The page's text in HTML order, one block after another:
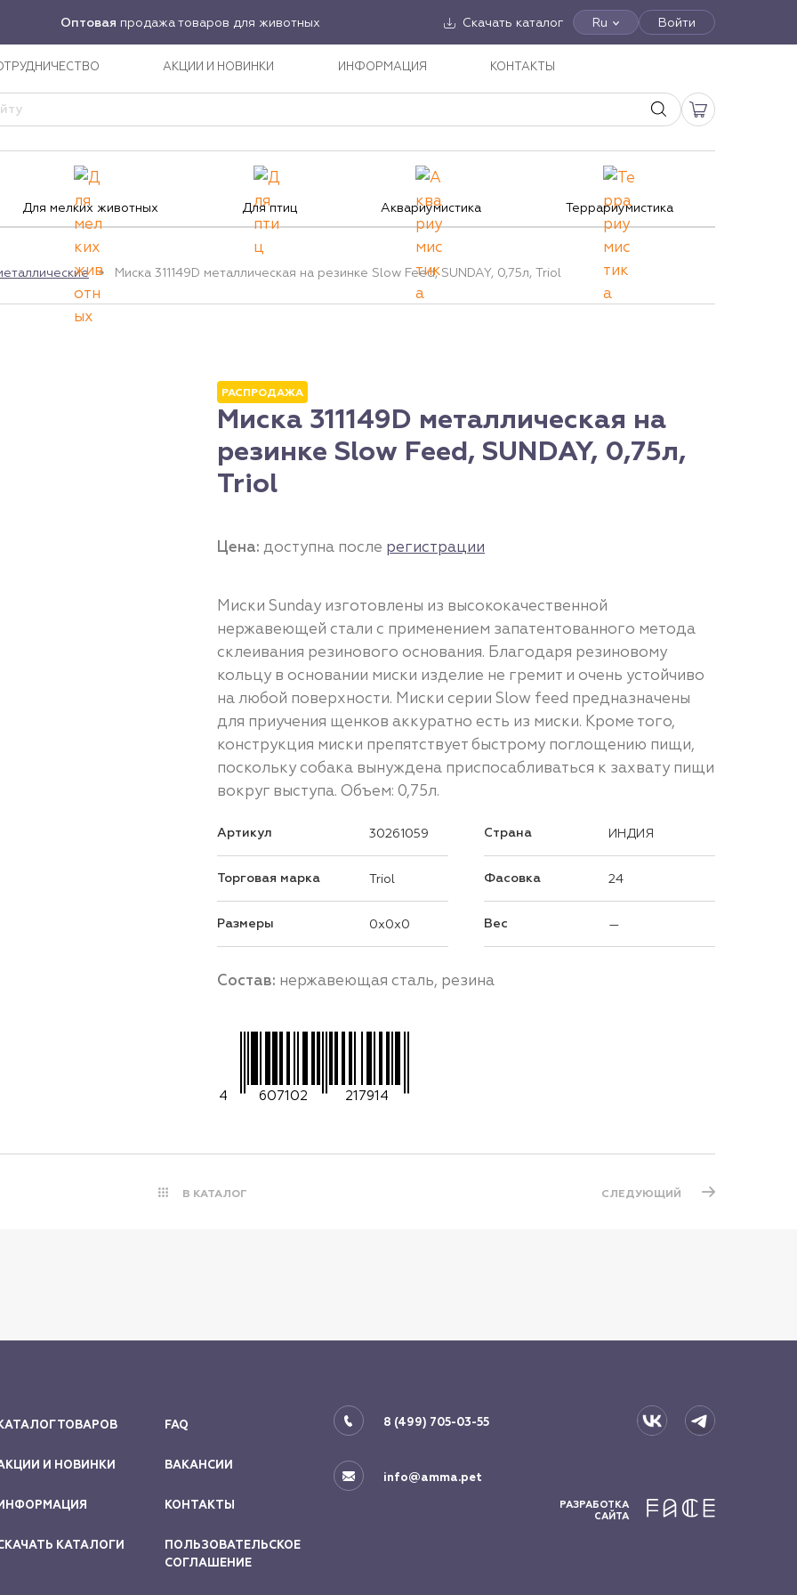
Оптовая продажа товаров для животных Скачать каталог Ru Войти
АКЦИИ И НОВИНКИ ИНФОРМАЦИЯ КОНТАКТЫ
Для мелких животных Для птиц Аквариумистика Террариумистика
Миска 311149D металлическая на резинке Slow Feed, SUNDAY, 0,75л, Triol
РАСПРОДАЖА
Миска 311149D металлическая на
резинке Slow Feed, SUNDAY, 0,75л,
Triol
Цена: доступна после регистрации
Миски Sunday изготовлены из высококачественной
нержавеющей стали с применением запатентованного метода
склеивания резинового основания. Благодаря резиновому
кольцу в основании миски изделие не гремит и очень устойчиво
на любой поверхности. Миски серии Slow feed предназначены
для приучения щенков аккуратно есть из миски. Кроме того,
конструкция миски препятствует быстрому поглощению пищи,
поскольку собака вынуждена приспосабливаться к захвату пищи
вокруг выступа. Объем: 0,75л.
Артикул 30261059
Торговая марка Triol
Размеры 0x0x0
Страна ИНДИЯ
Фасовка 24
Вес —
Состав: нержавеющая сталь, резина
4 607102 217914
В КАТАЛОГ СЛЕДУЮЩИЙ
ТОВАРОВ
И НОВИНКИ
КАТАЛОГИ
FAQ
ВАКАНСИИ
КОНТАКТЫ
ПОЛЬЗОВАТЕЛЬСКОЕ
СОГЛАШЕНИЕ
8 (499) 705-03-55
info@amma.pet
РАЗРАБОТКА
САЙТА